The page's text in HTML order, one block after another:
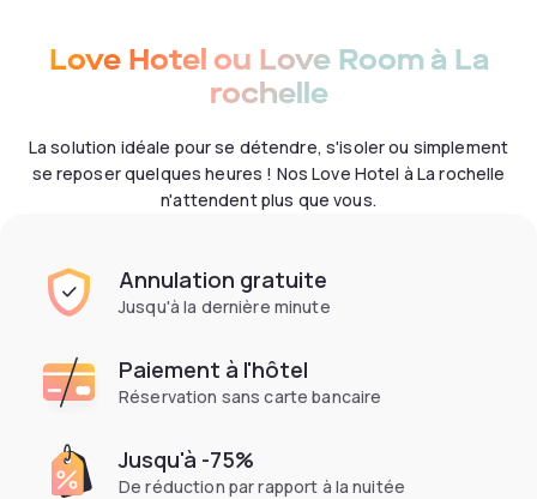
Love Hotel ou Love Room à La
rochelle
La solution idéale pour se détendre, s'isoler ou simplement
se reposer quelques heures ! Nos Love Hotel à La rochelle
n'attendent plus que vous.
Annulation gratuite
Jusqu'à la dernière minute
Paiement à l'hôtel
Réservation sans carte bancaire
Jusqu'à -75%
De réduction par rapport à la nuitée